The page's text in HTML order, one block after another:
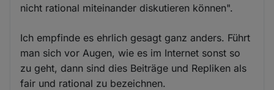
nicht rational miteinander diskutieren können".
Ich empfinde es ehrlich gesagt ganz anders. Führt
man sich vor Augen, wie es im Internet sonst so
zu geht, dann sind dies Beiträge und Repliken als
fair und rational zu bezeichnen.